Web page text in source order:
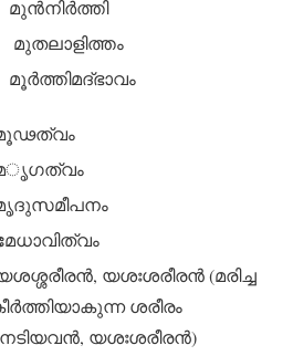
മുന്‍നിര്‍ത്തി
മുതലാളിത്തം
മൂര്‍ത്തിമദ്ഭാവം
യശഃശരീരന്‍ (മരിച്ച
ശരീരം
യശഃശരീരന്‍)